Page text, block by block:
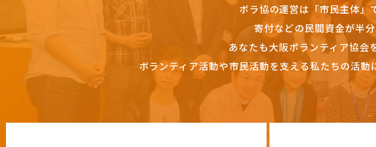
ボラ協の運営は「市民主体」
寄付などの民間資金が半
あなたも大阪ボランティア協会
ボランティア活動や市民活動を支える私たちの活動